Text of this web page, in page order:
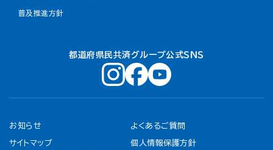
普及推進方針
都道府県民共済グループ公式ＳＮＳ
お知らせ よくあるご質問
サイトマップ 個人情報保護方針